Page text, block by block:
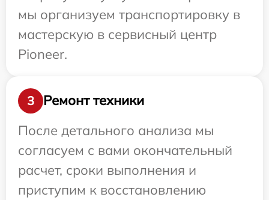
мы организуем транспортировку в
мастерскую в сервисный центр
Pioneer.
3
Ремонт техники
После детального анализа мы
согласуем с вами окончательный
расчет, сроки выполнения и
приступим к восстановлению